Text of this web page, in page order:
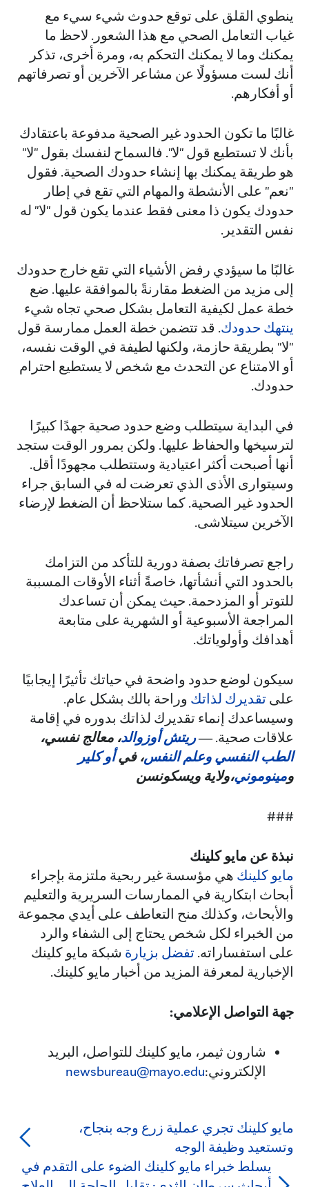
ينطوي القلق على توقع حدوث شيء سيء مع
غياب التعامل الصحي مع هذا الشعور. لاحظ ما
يمكنك وما لا يمكنك التحكم به، ومرة أخرى، تذكر
أنك لست مسؤولًا عن مشاعر الآخرين أو تصرفاتهم
أو أفكارهم.
غالبًا ما تكون الحدود غير الصحية مدفوعة باعتقادك
بأنك لا تستطيع قول "لا". فالسماح لنفسك بقول "لا"
هو طريقة يمكنك بها إنشاء حدودك الصحية. فقول
"نعم" على الأنشطة والمهام التي تقع في إطار
حدودك يكون ذا معنى فقط عندما يكون قول "لا" له
نفس التقدير.
غالبًا ما سيؤدي رفض الأشياء التي تقع خارج حدودك
إلى مزيد من الضغط مقارنةً بالموافقة عليها. ضع
خطة عمل لكيفية التعامل بشكل صحي تجاه شيء
ينتهك حدودك. قد تتضمن خطة العمل ممارسة قول
"لا" بطريقة حازمة، ولكنها لطيفة في الوقت نفسه،
أو الامتناع عن التحدث مع شخص لا يستطيع احترام
حدودك.
في البداية سيتطلب وضع حدود صحية جهدًا كبيرًا
لترسيخها والحفاظ عليها. ولكن بمرور الوقت ستجد
أنها أصبحت أكثر اعتيادية وستتطلب مجهودًا أقل.
وسيتوارى الأذى الذي تعرضت له في السابق جراء
الحدود غير الصحية. كما ستلاحظ أن الضغط لإرضاء
الآخرين سيتلاشى.
راجع تصرفاتك بصفة دورية للتأكد من التزامك
بالحدود التي أنشأتها، خاصةً أثناء الأوقات المسببة
للتوتر أو المزدحمة. حيث يمكن أن تساعدك
المراجعة الأسبوعية أو الشهرية على متابعة
أهدافك وأولوياتك.
سيكون لوضع حدود واضحة في حياتك تأثيرًا إيجابيًا
على تقديرك لذاتك وراحة بالك بشكل عام.
وسيساعدك إنماء تقديرك لذاتك بدوره في إقامة
علاقات صحية.―ريتش أوزوالد، معالج نفسي،
الطب النفسي وعلم النفس، فيأو كلير
ومينوموني،ولاية ويسكونسن
###
نبذة عن مايو كلينك
مايو كلينك هي مؤسسة غير ربحية ملتزمة بإجراء
أبحاث ابتكارية في الممارسات السريرية والتعليم
والأبحاث، وكذلك منح التعاطف على أيدي مجموعة
من الخبراء لكل شخص يحتاج إلى الشفاء والرد
على استفساراته. تفضل بزيارة شبكة مايو كلينك
الإخبارية لمعرفة المزيد من أخبار مايو كلينك.
جهة التواصل الإعلامي:
شارون ثيمر، مايو كلينك للتواصل، البريد
الإلكتروني:newsbureau@mayo.edu
مايو كلينك تجري عملية زرع وجه بنجاح،
وتستعيد وظيفة الوجه
يسلط خبراء مايو كلينك الضوء على التقدم في